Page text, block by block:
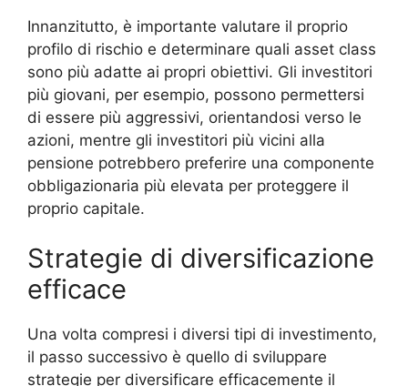
Innanzitutto, è importante valutare il proprio
profilo di rischio e determinare quali asset class
sono più adatte ai propri obiettivi. Gli investitori
più giovani, per esempio, possono permettersi
di essere più aggressivi, orientandosi verso le
azioni, mentre gli investitori più vicini alla
pensione potrebbero preferire una componente
obbligazionaria più elevata per proteggere il
proprio capitale.
Strategie di diversificazione
efficace
Una volta compresi i diversi tipi di investimento,
il passo successivo è quello di sviluppare
strategie per diversificare efficacemente il